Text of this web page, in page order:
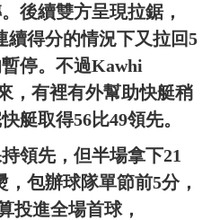
後續雙方呈現拉鋸，
續得分的情況下又拉回5
停。不過Kawhi
，有裡有外幫助快艇稍
艇取得56比49領先。
領先，但半場拿下21
包辦球隊單節前5分，
投進全場首球，